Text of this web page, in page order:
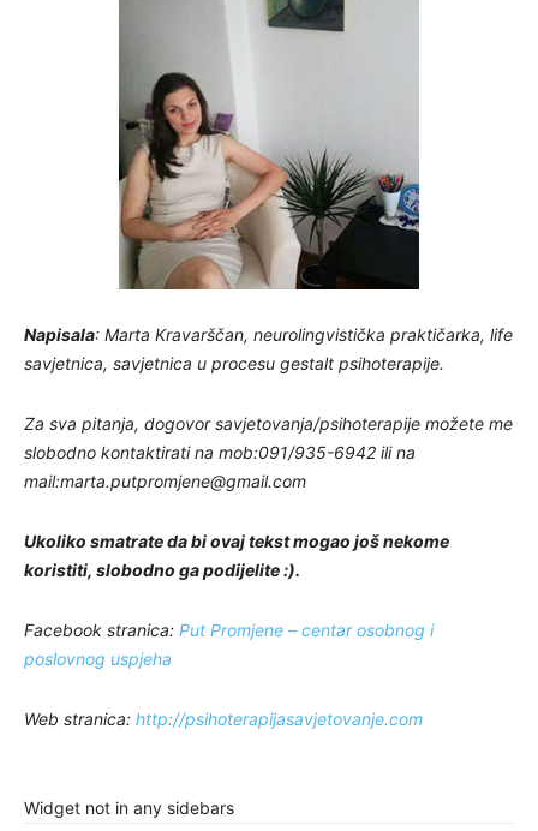
Napisala: Marta Kravarščan, neurolingvistička praktičarka, life
savjetnica, savjetnica u procesu gestalt psihoterapije.
Za sva pitanja, dogovor savjetovanja/psihoterapije možete me
slobodno kontaktirati na mob:091/935-6942 ili na
mail:marta.putpromjene@gmail.com
Ukoliko smatrate da bi ovaj tekst mogao još nekome
koristiti, slobodno ga podijelite :).
Facebook stranica: Put Promjene – centar osobnog i
poslovnog uspjeha
Web stranica: http://psihoterapijasavjetovanje.com
Widget not in any sidebars